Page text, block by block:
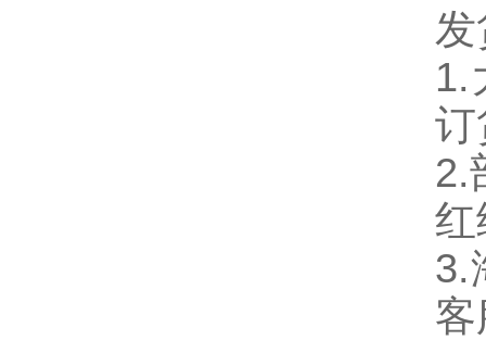
1.
订
2.
红
3.